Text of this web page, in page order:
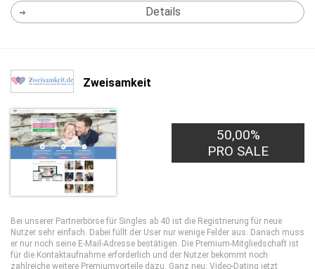
Details
Zweisamkeit
0,50€
PRO LEAD
50,00%
PRO SALE
Bei unserer Partnerbörse für Singles ab 40 ist die Registrierung für neue
Nutzer sehr einfach. Dabei füllt der User nur wenige Felder aus. Danach muss
er nur noch seine E-Mail-Adresse bestätigen. Die Premium-Mitgliedschaft ist
für die Kontaktaufnahme erforderlich und der Nutzer bekommt noch
zahlreiche weitere Premiumvorteile dazu. Ganz neu: Video-Dating jetzt